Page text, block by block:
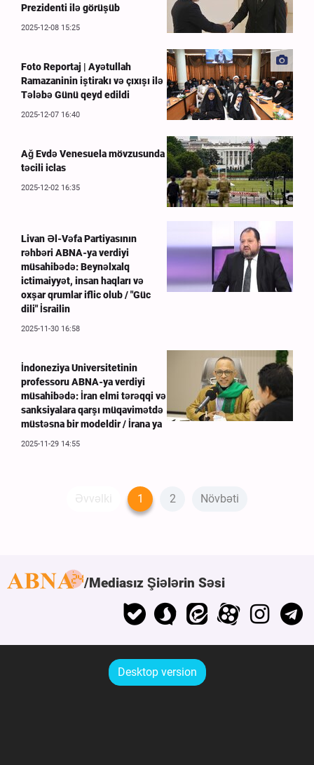
Prezidenti ilə görüşüb
2025-12-08 15:25
Foto Reportaj | Ayətullah
Ramazaninin iştirakı və çıxışı ilə
Tələbə Günü qeyd edildi
2025-12-07 16:40
Ağ Evdə Venesuela mövzusunda
təcili iclas
2025-12-02 16:35
Livan Əl-Vəfa Partiyasının
rəhbəri ABNA-ya verdiyi
müsahibədə: Beynəlxalq
ictimaiyyət, insan haqları və
oxşar qrumlar iflic olub / "Güc
dili" İsrailin
2025-11-30 16:58
İndoneziya Universitetinin
professoru ABNA-ya verdiyi
müsahibədə: İran elmi tərəqqi və
sanksiyalara qarşı müqavimətdə
müstəsna bir modeldir / İrana ya
2025-11-29 14:55
Əvvəlki 1 2 Növbəti
Mediasız Şiələrin Səsi
Desktop version